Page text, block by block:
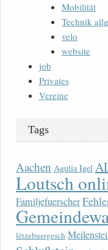
Mobilität
Technik
velo
website
job
Privates
Vereine
Tags
Aachen Agulia Igel
Loutsch
Familjefuerscher
lëtzebuergesch